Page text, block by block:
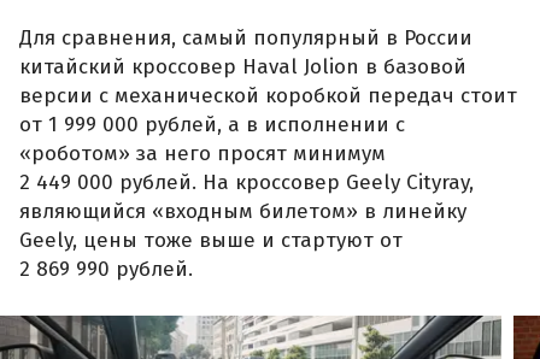
Для сравнения, самый популярный в России
китайский кроссовер Haval Jolion в базовой
версии с механической коробкой передач стоит
от 1 999 000 рублей, а в исполнении с
«роботом» за него просят минимум
2 449 000 рублей. На кроссовер Geely Cityray,
являющийся «входным билетом» в линейку
Geely, цены тоже выше и стартуют от
2 869 990 рублей.